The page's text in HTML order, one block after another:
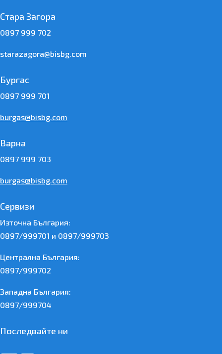
Стара Загора
0897 999 702
starazagora@bisbg.com
Бургас
0897 999 701
burgas@bisbg.com
Варна
0897 999 703
burgas@bisbg.com
Сервизи
Източна България:
0897/999701 и 0897/999703
Централна България:
0897/999702
Западна България:
0897/999704
Последвайте ни